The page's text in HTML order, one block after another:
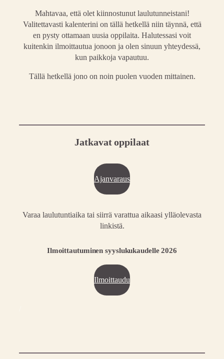
Mahtavaa, että olet kiinnostunut laulutunneistani!
Valitettavasti kalenterini on tällä hetkellä niin täynnä, että
en pysty ottamaan uusia oppilaita. Halutessasi voit
kuitenkin ilmoittautua jonoon ja olen sinuun yhteydessä,
kun paikkoja vapautuu.
Tällä hetkellä jono on noin puolen vuoden mittainen.
Jatkavat oppilaat
Ajanvaraus
Varaa laulutuntiaika tai siirrä varattua aikaasi ylläolevasta
linkistä.
Ilmoittautuminen syyslukukaudelle 2026
Ilmoittaudu